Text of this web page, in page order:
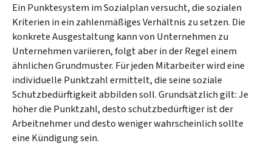
Ein Punktesystem im Sozialplan versucht, die sozialen
Kriterien in ein zahlenmäßiges Verhältnis zu setzen. Die
konkrete Ausgestaltung kann von Unternehmen zu
Unternehmen variieren, folgt aber in der Regel einem
ähnlichen Grundmuster. Für jeden Mitarbeiter wird eine
individuelle Punktzahl ermittelt, die seine soziale
Schutzbedürftigkeit abbilden soll. Grundsätzlich gilt: Je
höher die Punktzahl, desto schutzbedürftiger ist der
Arbeitnehmer und desto weniger wahrscheinlich sollte
eine Kündigung sein.